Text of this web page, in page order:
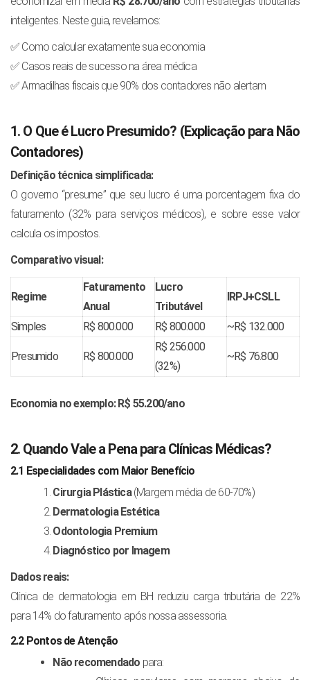
inteligentes. Neste guia, revelamos:
✅ Como calcular exatamente sua economia
✅ Casos reais de sucesso na área médica
✅ Armadilhas fiscais que 90% dos contadores não alertam
1. O Que é Lucro Presumido? (Explicação para Não
Contadores)
Definição técnica simplificada:
O governo “presume” que seu lucro é uma porcentagem fixa do
faturamento (32% para serviços médicos), e sobre esse valor
calcula os impostos.
Comparativo visual:
Regime
Faturamento
Anual
Lucro
Tributável
IRPJ+CSLL
Simples R$ 800.000 R$ 800.000 ~R$ 132.000
Presumido R$ 800.000
R$ 256.000
(32%)
~R$ 76.800
Economia no exemplo: R$ 55.200/ano
2. Quando Vale a Pena para Clínicas Médicas?
2.1 Especialidades com Maior Benefício
Cirurgia Plástica(Margem média de 60-70%)
Dermatologia Estética
Odontologia Premium
Diagnóstico por Imagem
Dados reais:
Clínica de dermatologia em BH reduziu carga tributária de 22%
para 14% do faturamento após nossa assessoria.
2.2 Pontos de Atenção
Não recomendado para: